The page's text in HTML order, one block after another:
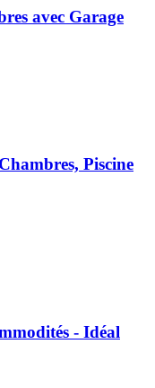
avec Garage
Piscine
- Idéal